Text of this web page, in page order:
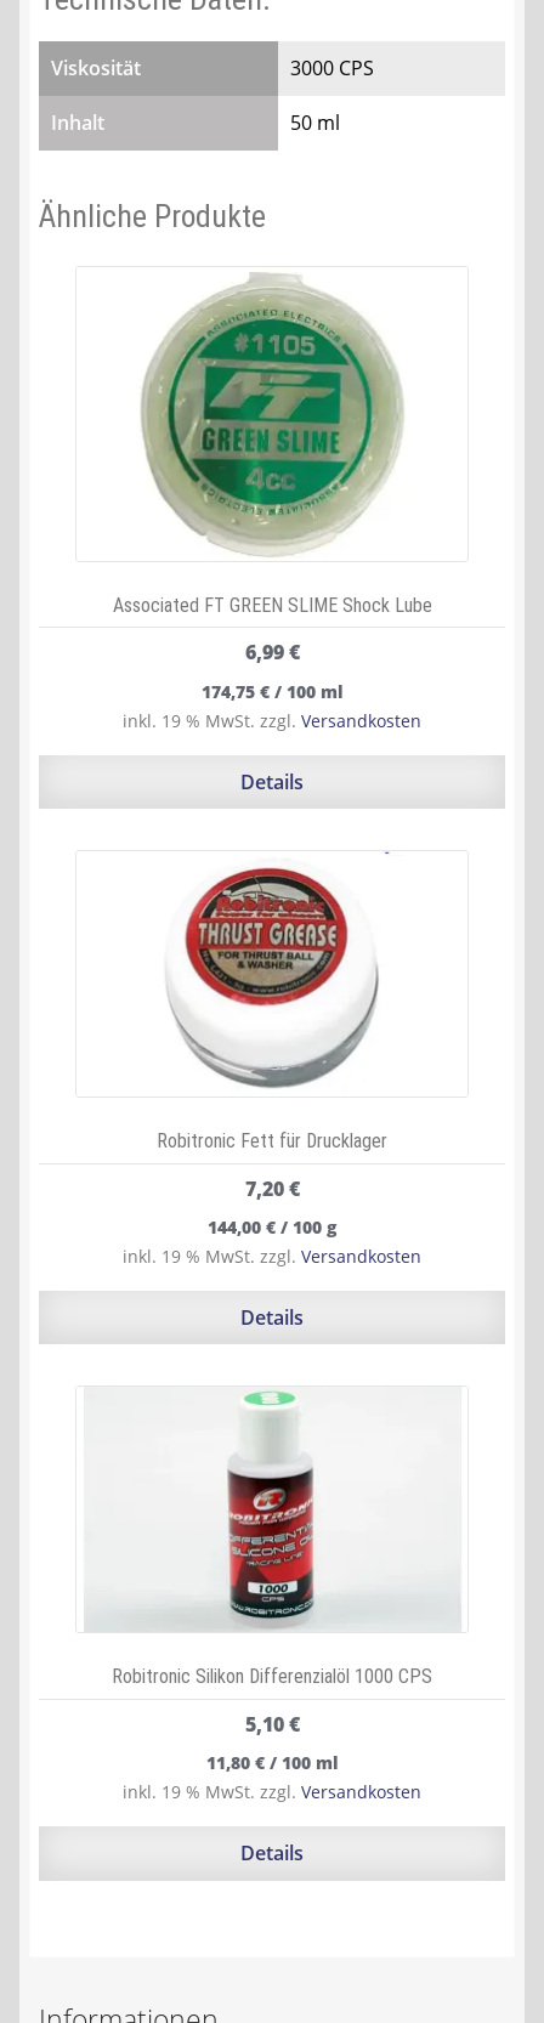
Viskosität 3000 CPS
Inhalt 50 ml
Ähnliche Produkte
Associated FT GREEN SLIME Shock Lube
6,99€
174,75 €/ 100 ml
inkl. 19 % MwSt. zzgl. Versandkosten
Details
Robitronic Fett für Drucklager
7,20€
144,00 € / 100 g
inkl. 19 % MwSt. zzgl. Versandkosten
Details
Robitronic Silikon Differenzialöl 1000 CPS
5,10€
11,80 €/ 100 ml
inkl. 19 % MwSt. zzgl. Versandkosten
Details